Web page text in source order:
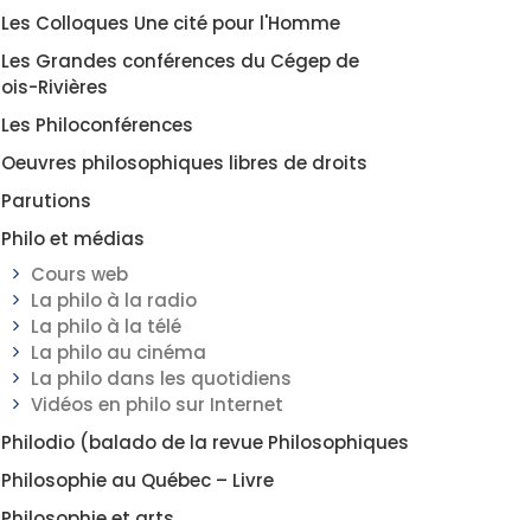
Les Colloques Une cité pour l'Homme
Les Grandes conférences du Cégep de
Rivières
Les Philoconférences
Oeuvres philosophiques libres de droits
Parutions
Philo et médias
Cours web
La philo à la radio
La philo à la télé
La philo au cinéma
La philo dans les quotidiens
Vidéos en philo sur Internet
Philodio (balado de la revue Philosophiques
Philosophie au Québec – Livre